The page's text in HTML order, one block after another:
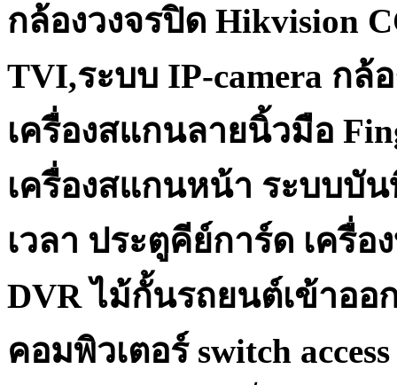
กล้องวงจรปิด Hikvision
TVI,ระบบ IP-camera กล้
เครื่องสแกนลายนิ้วมือ
เครื่องสแกนหน้า ระบบบัน
เวลา ประตูคีย์การ์ด เครื่
DVR ไม้กั้นรถยนต์เข้าออ
คอมพิวเตอร์ switch